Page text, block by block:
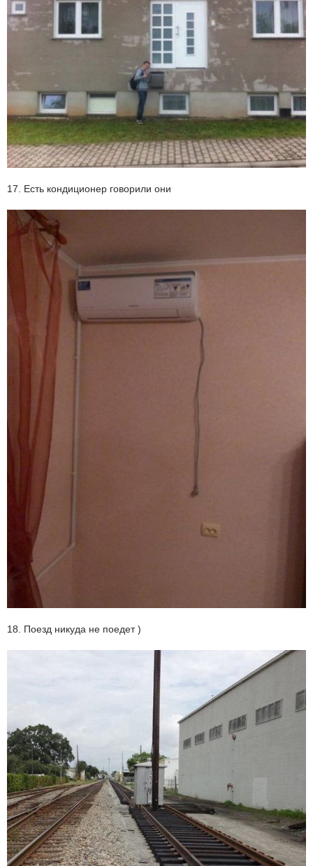
17. Есть кондиционер говорили они
18. Поезд никуда не поедет )